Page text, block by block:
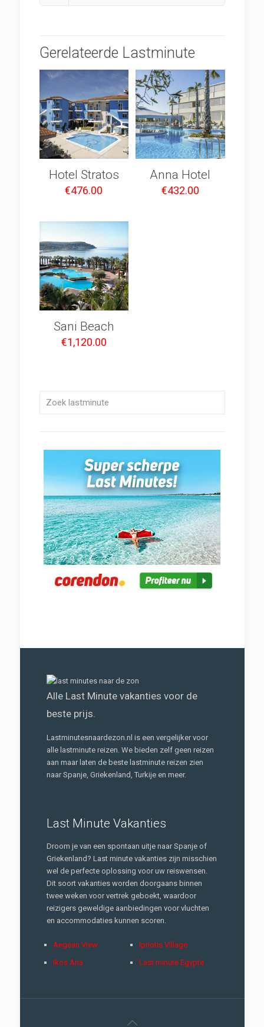
Gerelateerde Lastminute
Hotel Stratos
€476.00
Anna Hotel
€432.00
Sani Beach
€1,120.00
Alle Last Minute vakanties voor de
beste prijs.
Lastminutesnaardezon.nl is een vergelijker voor
alle lastminute reizen. We bieden zelf geen reizen
aan maar laten de beste lastminute reizen zien
naar Spanje, Griekenland, Turkije en meer.
Last Minute Vakanties
Droom je van een spontaan uitje naar Spanje of
Griekenland? Last minute vakanties zijn misschien
wel de perfecte oplossing voor uw reiswensen.
Dit soort vakanties worden doorgaans binnen
twee weken voor vertrek geboekt, waardoor
reizigers geweldige aanbiedingen voor vluchten
en accommodaties kunnen scoren.
Aegean View
Ikos Aria
Ipriotis Village
Last minute Egypte